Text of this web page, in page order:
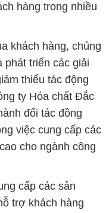
hàng trong nhiều
khách hàng, chúng
phát triển các giải
thiểu tác động
ty Hóa chất Đắc
đối tác đồng
việc cung cấp các
cho ngành công
cấp các sản
trợ khách hàng